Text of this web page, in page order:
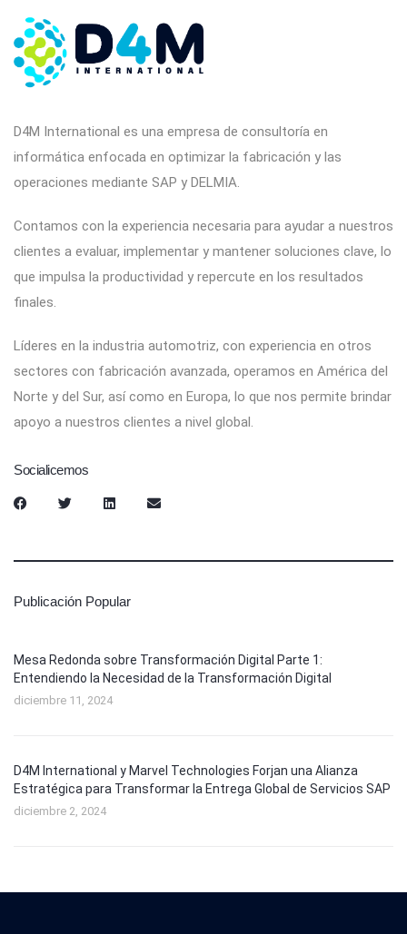
D4M International es una empresa de consultoría en
informática enfocada en optimizar la fabricación y las
operaciones mediante SAP y DELMIA.
Contamos con la experiencia necesaria para ayudar a nuestros
clientes a evaluar, implementar y mantener soluciones clave, lo
que impulsa la productividad y repercute en los resultados
finales.
Líderes en la industria automotriz, con experiencia en otros
sectores con fabricación avanzada, operamos en América del
Norte y del Sur, así como en Europa, lo que nos permite brindar
apoyo a nuestros clientes a nivel global.
Socialicemos
Publicación Popular
Mesa Redonda sobre Transformación Digital Parte 1:
Entendiendo la Necesidad de la Transformación Digital
diciembre 11, 2024
D4M International y Marvel Technologies Forjan una Alianza
Estratégica para Transformar la Entrega Global de Servicios SAP
diciembre 2, 2024